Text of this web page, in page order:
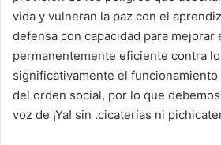
vida y vulneran la paz con el
defensa con capacidad para mejorar
permanentemente eficiente contra
significativamente el
del orden social, por lo que
voz de ¡Ya! sin .cicaterías ni